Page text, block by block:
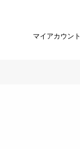
マイアカウント